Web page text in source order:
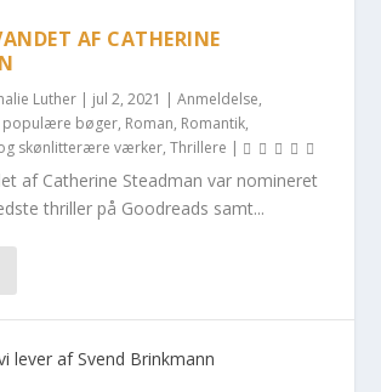
AF CATHERINE
Luther | jul 2, 2021 |Anmeldelse,
populære bøger, Roman, Romantik,
skønlitterære værker,Thrillere |
af Catherine Steadman var nomineret
thriller på Goodreads samt...